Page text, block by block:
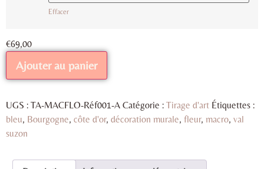
Effacer
€69,00
Ajouter au panier
UGS : TA-MACFLO-Réf001-A Catégorie : Tirage d'art Étiquettes :
bleu, Bourgogne, côte d'or, décoration murale, fleur, macro, val
suzon